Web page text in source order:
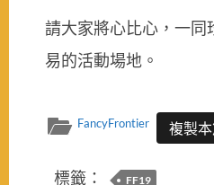
請大家將心比心，一同
易的活動場地。
FancyFrontier 複製
標籤： FF19